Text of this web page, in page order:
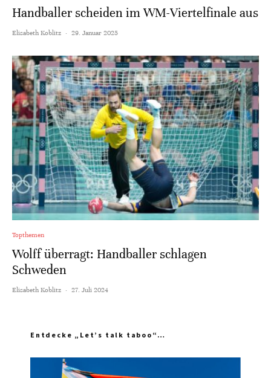
Handballer scheiden im WM-Viertelfinale aus
Elisabeth Koblitz · 29. Januar 2025
Topthemen
Wolff überragt: Handballer schlagen
Schweden
Elisabeth Koblitz · 27. Juli 2024
Entdecke „Let’s talk taboo“…